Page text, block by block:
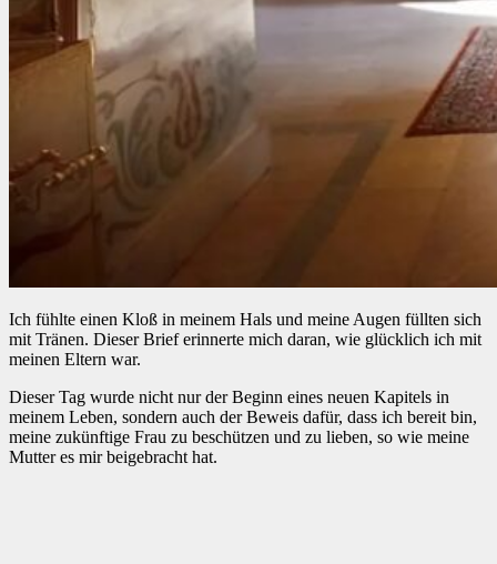
Ich fühlte einen Kloß in meinem Hals und meine Augen füllten sich
mit Tränen. Dieser Brief erinnerte mich daran, wie glücklich ich mit
meinen Eltern war.
Dieser Tag wurde nicht nur der Beginn eines neuen Kapitels in
meinem Leben, sondern auch der Beweis dafür, dass ich bereit bin,
meine zukünftige Frau zu beschützen und zu lieben, so wie meine
Mutter es mir beigebracht hat.